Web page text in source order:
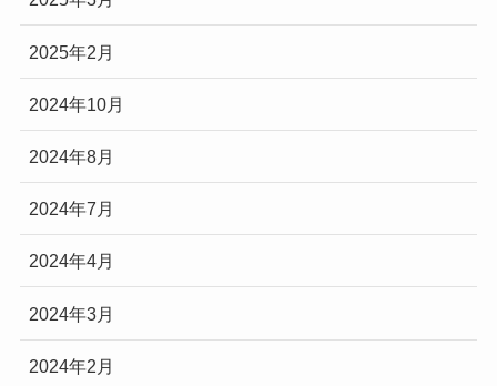
2025年2月
2024年10月
2024年8月
2024年7月
2024年4月
2024年3月
2024年2月